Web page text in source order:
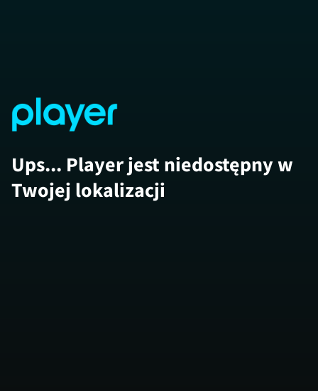
Ups... Player jest niedostępny w
Twojej lokalizacji